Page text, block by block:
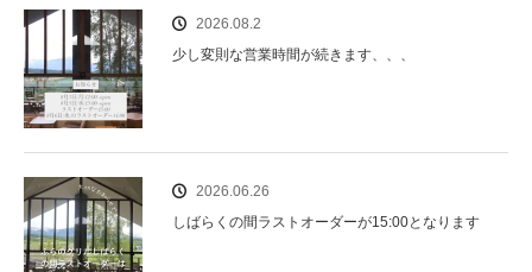
2026.08.2
少し変則な営業時間が続きます、、、
2026.06.26
しばらくの間ラストオーダーが15:00となります